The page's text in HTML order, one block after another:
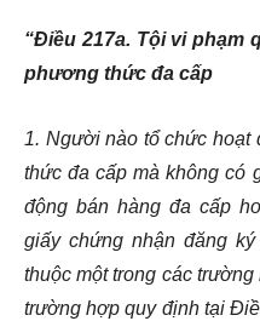
“Điều 217a. Tội vi phạm
phương thức đa cấp
1. Người nào tổ chức hoạt
thức đa cấp mà không có
động bán hàng đa cấp
giấy chứng nhận đăng
thuộc một trong các
trường hợp quy định tại